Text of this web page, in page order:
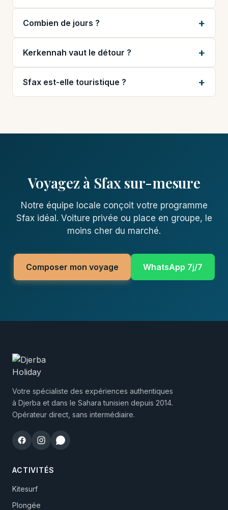
Combien de jours ?
Kerkennah vaut le détour ?
Sfax est-elle touristique ?
Voyagez à Sfax sur-mesure
Notre équipe locale conçoit votre programme
Sfax idéal. Voiture privée ou place en groupe, le
moins cher du marché.
Composer mon voyage WhatsApp 7j/7
Votre spécialiste des expériences authentiques
à Djerba et dans le Sahara tunisien depuis 2014.
Opérateur direct, sans intermédiaire.
ACTIVITÉS
Kitesurf
Plongée